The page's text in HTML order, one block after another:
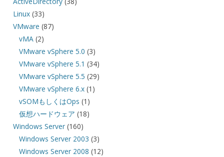
Linux(33)
VMware (87)
vMA (2)
VMware vSphere 5.0 (3)
VMware vSphere 5.1 (34)
VMware vSphere 5.5 (29)
VMware vSphere 6.x (1)
vSOMもしくはOps (1)
仮想ハードウェア (18)
Windows Server(160)
Windows Server 2003 (3)
Windows Server 2008 (12)